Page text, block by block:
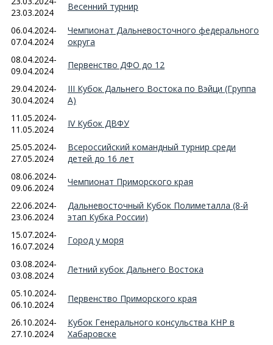
23.03.2024
Весенний турнир
06.04.2024-
07.04.2024
Чемпионат Дальневосточного федерального
округа
08.04.2024-
09.04.2024
Первенство ДФО до 12
29.04.2024-
30.04.2024
III Кубок Дальнего Востока по Вэйци (Группа
А)
11.05.2024-
11.05.2024
IV Кубок ДВФУ
25.05.2024-
27.05.2024
Всероссийский командный турнир среди
детей до 16 лет
08.06.2024-
09.06.2024
Чемпионат Приморского края
22.06.2024-
23.06.2024
Дальневосточный Кубок Полиметалла (8-й
этап Кубка России)
15.07.2024-
16.07.2024
Город у моря
03.08.2024-
03.08.2024
Летний кубок Дальнего Востока
05.10.2024-
06.10.2024
Первенство Приморского края
26.10.2024-
27.10.2024
Кубок Генерального консульства КНР в
Хабаровске